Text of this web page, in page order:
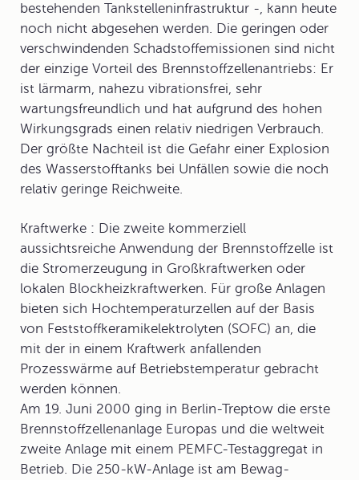
bestehenden Tankstelleninfrastruktur -, kann heute
noch nicht abgesehen werden. Die geringen oder
verschwindenden Schadstoffemissionen sind nicht
der einzige Vorteil des Brennstoffzellenantriebs: Er
ist lärmarm, nahezu vibrationsfrei, sehr
wartungsfreundlich und hat aufgrund des hohen
Wirkungsgrads einen relativ niedrigen Verbrauch.
Der größte Nachteil ist die Gefahr einer Explosion
des Wasserstofftanks bei Unfällen sowie die noch
relativ geringe Reichweite.
Kraftwerke : Die zweite kommerziell
aussichtsreiche Anwendung der Brennstoffzelle ist
die Stromerzeugung in Großkraftwerken oder
lokalen Blockheizkraftwerken. Für große Anlagen
bieten sich Hochtemperaturzellen auf der Basis
von Feststoffkeramikelektrolyten (SOFC) an, die
mit der in einem Kraftwerk anfallenden
Prozesswärme auf Betriebstemperatur gebracht
werden können.
Am 19. Juni 2000 ging in Berlin-Treptow die erste
Brennstoffzellenanlage Europas und die weltweit
zweite Anlage mit einem PEMFC-Testaggregat in
Betrieb. Die 250-kW-Anlage ist am Bewag-